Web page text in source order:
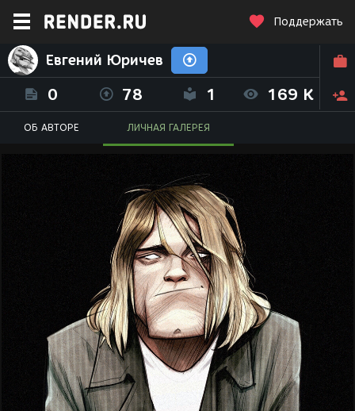
Поддержать
Евгений Юричев
0 78 1 169 K
ОБ АВТОРЕ ЛИЧНАЯ ГАЛЕРЕЯ